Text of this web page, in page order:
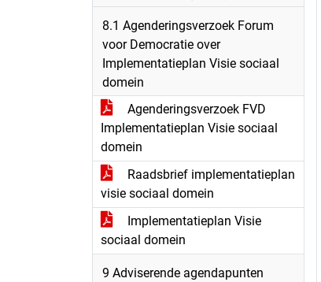
8.1 Agenderingsverzoek Forum
voor Democratie over
Implementatieplan Visie sociaal
domein
Agenderingsverzoek FVD
Implementatieplan Visie sociaal
domein
Raadsbrief implementatieplan
visie sociaal domein
Implementatieplan Visie
sociaal domein
9 Adviserende agendapunten